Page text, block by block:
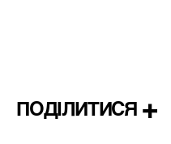
ПОДІЛИТИСЯ